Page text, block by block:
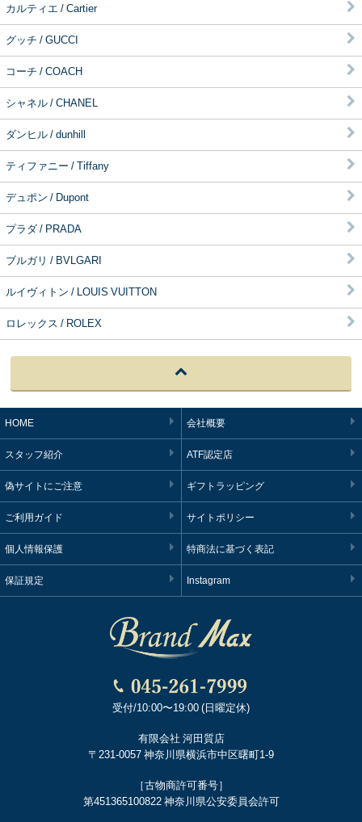
カルティエ / Cartier
グッチ / GUCCI
コーチ / COACH
シャネル / CHANEL
ダンヒル / dunhill
ティファニー / Tiffany
デュポン / Dupont
プラダ / PRADA
ブルガリ / BVLGARI
ルイヴィトン / LOUIS VUITTON
ロレックス / ROLEX
HOME 会社概要
スタッフ紹介 ATF認定店
偽サイトにご注意 ギフトラッピング
ご利用ガイド サイトポリシー
個人情報保護 特商法に基づく表記
保証規定 Instagram
受付/10:00〜19:00 (日曜定休)
有限会社 河田質店
〒231-0057 神奈川県横浜市中区曙町1-9
［古物商許可番号］
第451365100822 神奈川県公安委員会許可